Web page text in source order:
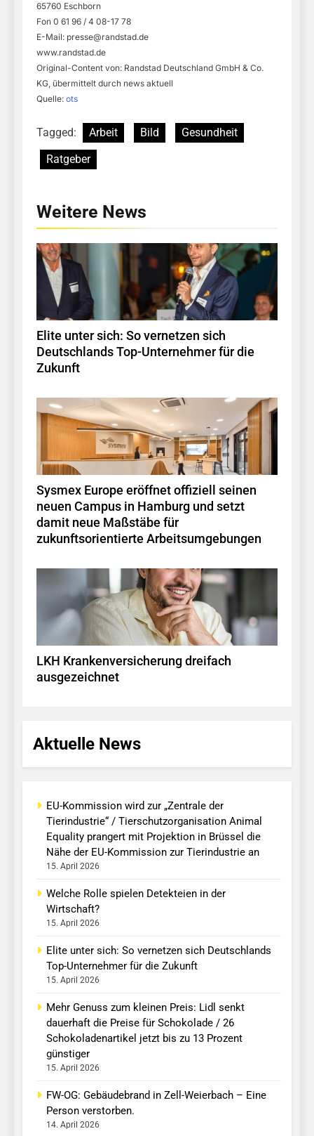
65760 Eschborn
Fon 0 61 96 / 4 08-17 78
E-Mail: presse@randstad.de
www.randstad.de
Original-Content von: Randstad Deutschland GmbH & Co.
KG, übermittelt durch news aktuell
Quelle: ots
Tagged: Arbeit Bild
Gesundheit
Ratgeber
Weitere News
Elite unter sich: So vernetzen sich
Deutschlands Top-Unternehmer für die
Zukunft
Sysmex Europe eröffnet offiziell seinen
neuen Campus in Hamburg und setzt
damit neue Maßstäbe für
zukunftsorientierte Arbeitsumgebungen
LKH Krankenversicherung dreifach
ausgezeichnet
Aktuelle News
EU-Kommission wird zur „Zentrale der
Tierindustrie“ / Tierschutzorganisation Animal
Equality prangert mit Projektion in Brüssel die
Nähe der EU-Kommission zur Tierindustrie an
15. April 2026
Welche Rolle spielen Detekteien in der
Wirtschaft?
15. April 2026
Elite unter sich: So vernetzen sich Deutschlands
Top-Unternehmer für die Zukunft
15. April 2026
Mehr Genuss zum kleinen Preis: Lidl senkt
dauerhaft die Preise für Schokolade / 26
Schokoladenartikel jetzt bis zu 13 Prozent
günstiger
15. April 2026
FW-OG: Gebäudebrand in Zell-Weierbach – Eine
Person verstorben.
14. April 2026